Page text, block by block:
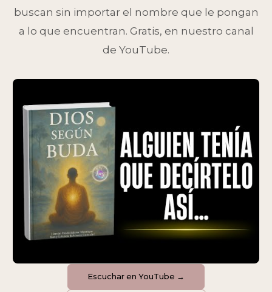
buscan sin importar el nombre que le pongan
a lo que encuentran. Gratis, en nuestro canal
de YouTube.
Escuchar en YouTube →